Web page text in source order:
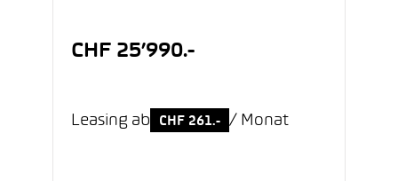
CHF 25’990.-
Leasing ab CHF 261.- / Monat